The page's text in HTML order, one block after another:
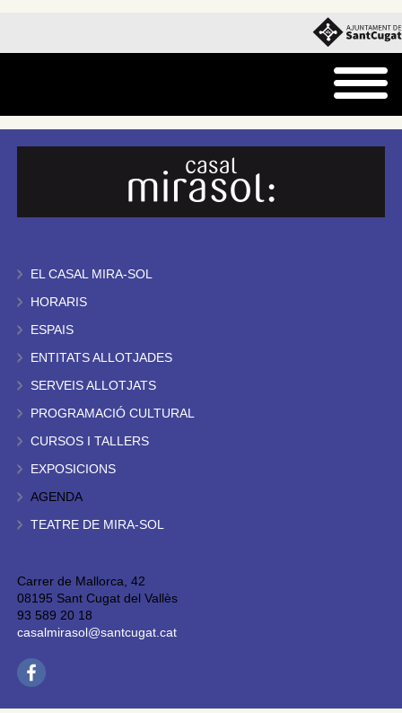
EL CASAL MIRA-SOL
HORARIS
ESPAIS
ENTITATS ALLOTJADES
SERVEIS ALLOTJATS
PROGRAMACIÓ CULTURAL
CURSOS I TALLERS
EXPOSICIONS
AGENDA
TEATRE DE MIRA-SOL
Carrer de Mallorca, 42
08195 Sant Cugat del Vallès
93 589 20 18
casalmirasol@santcugat.cat